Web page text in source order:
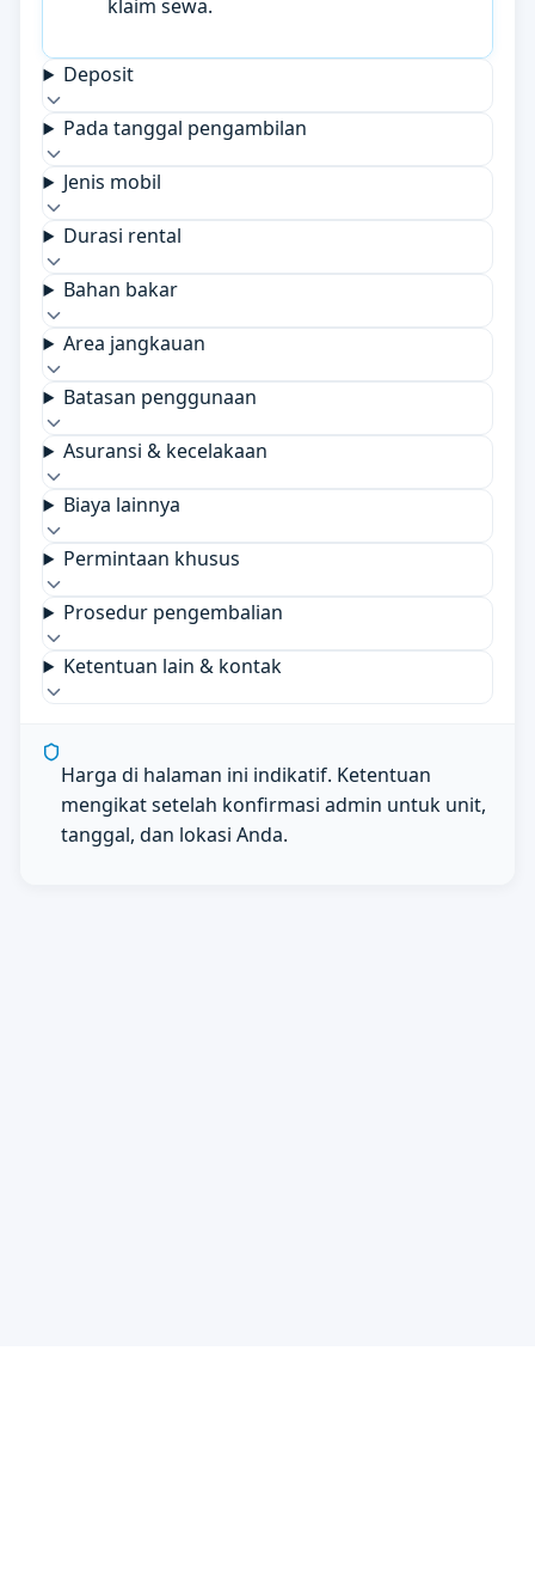
klaim sewa.
Deposit
Pada tanggal pengambilan
Jenis mobil
Durasi rental
Bahan bakar
Area jangkauan
Batasan penggunaan
Asuransi & kecelakaan
Biaya lainnya
Permintaan khusus
Prosedur pengembalian
Ketentuan lain & kontak
Harga di halaman ini indikatif. Ketentuan
mengikat setelah konfirmasi admin untuk unit,
tanggal, dan lokasi Anda.